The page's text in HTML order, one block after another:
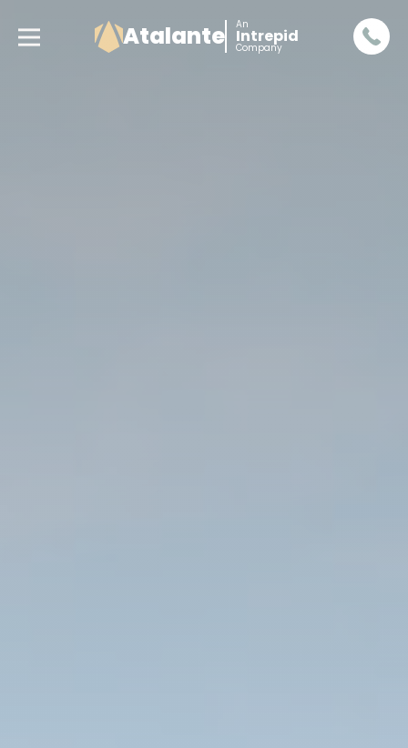
Atalante An
Intrepid
Company